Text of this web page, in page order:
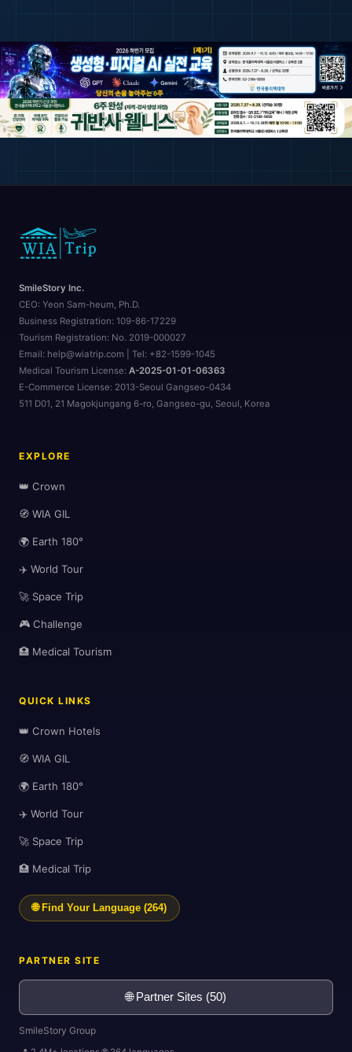
🎒
SmileStory Inc.
CEO: Yeon Sam-heum, Ph.D.
Business Registration: 109-86-17229
Tourism Registration: No. 2019-000027
Email: help@wiatrip.com | Tel: +82-1599-1045
Medical Tourism License: A-2025-01-01-06363
E-Commerce License: 2013-Seoul Gangseo-0434
511 D01, 21 Magokjungang 6-ro, Gangseo-gu, Seoul, Korea
EXPLORE
👑 Crown
🧭 WIA GIL
🌍 Earth 180°
✈️ World Tour
🚀 Space Trip
🎮 Challenge
🏥 Medical Tourism
QUICK LINKS
👑 Crown Hotels
🧭 WIA GIL
🌍 Earth 180°
✈️ World Tour
🚀 Space Trip
🏥 Medical Trip
🌐 Find Your Language (264)
PARTNER SITE
🌐 Partner Sites (50)
SmileStory Group